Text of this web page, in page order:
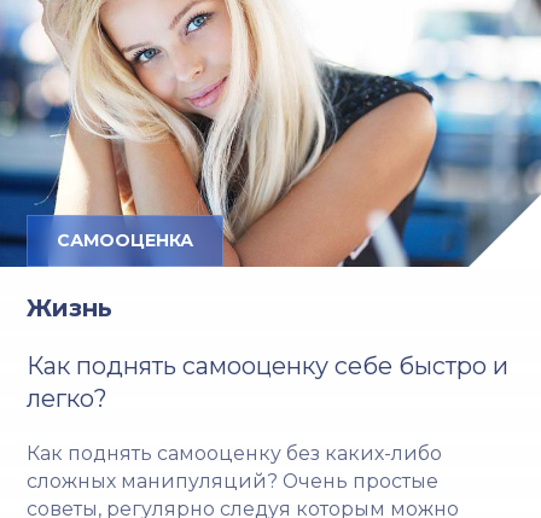
САМООЦЕНКА
Жизнь
Как поднять самооценку себе быстро и
легко?
Как поднять самооценку без каких-либо
сложных манипуляций? Очень простые
советы, регулярно следуя которым можно